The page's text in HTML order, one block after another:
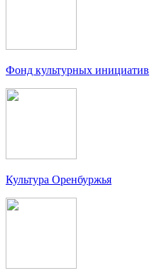
Фонд культурных инициатив
Культура Оренбуржья